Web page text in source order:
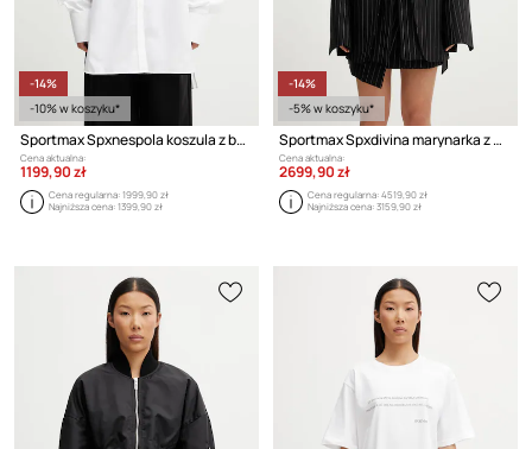
-14%
-10% w koszyku*
Sportmax Spxnespola koszula z bawełną damska
Cena aktualna:
1199,90 zł
Cena regularna:1999,90 zł
Najniższa cena:1399,90 zł
-14%
-5% w koszyku*
Sportmax Spxdivina marynarka z wełną damska
Cena aktualna:
2699,90 zł
Cena regularna:4519,90 zł
Najniższa cena:3159,90 zł